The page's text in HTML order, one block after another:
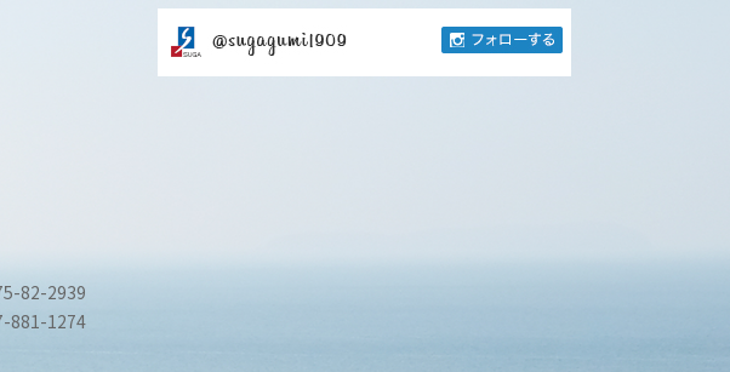
82-2939
881-1274